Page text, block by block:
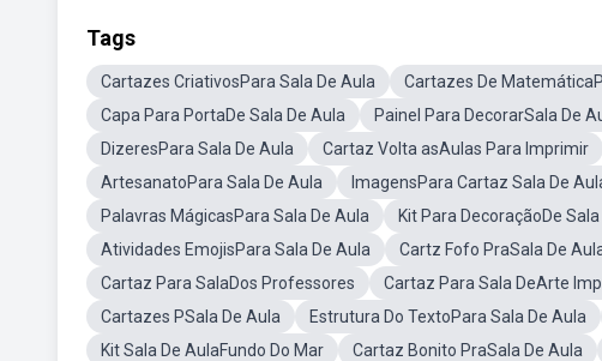
Tags
Cartazes CriativosPara Sala De Aula Cartazes De
Capa Para PortaDe Sala De Aula
Painel Para DecorarSala De
DizeresPara Sala De Aula
Cartaz Volta asAulas Para Imprimir
ArtesanatoPara Sala De Aula
ImagensPara Cartaz Sala De
Palavras MágicasPara Sala De Aula
Kit Para DecoraçãoDe
Atividades EmojisPara Sala De Aula
Cartz Fofo PraSala De
Cartaz Para SalaDos Professores
Cartaz Para Sala DeArte
Cartazes PSala De Aula
Estrutura Do TextoPara Sala De Aula
Kit Sala De AulaFundo Do Mar
Cartaz Bonito PraSala De Aula